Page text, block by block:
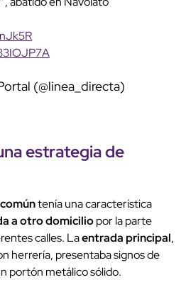
(@linea_directa)
estrategia de
tenía una característica
a otro domiciliopor la parte
calles. Laentrada principal,
herrería, presentaba signos de
portón metálico sólido.